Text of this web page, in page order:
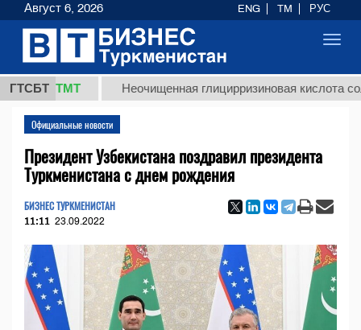
ГТСБТ
ТМТ Неочищенная глицирризиновая кислота
Официальные новости
Президент Узбекистана поздравил президента
Туркменистана с днем рождения
БИЗНЕС ТУРКМЕНИСТАН
11:11 23.09.2022
Август 6, 2026 ENG TM РУС